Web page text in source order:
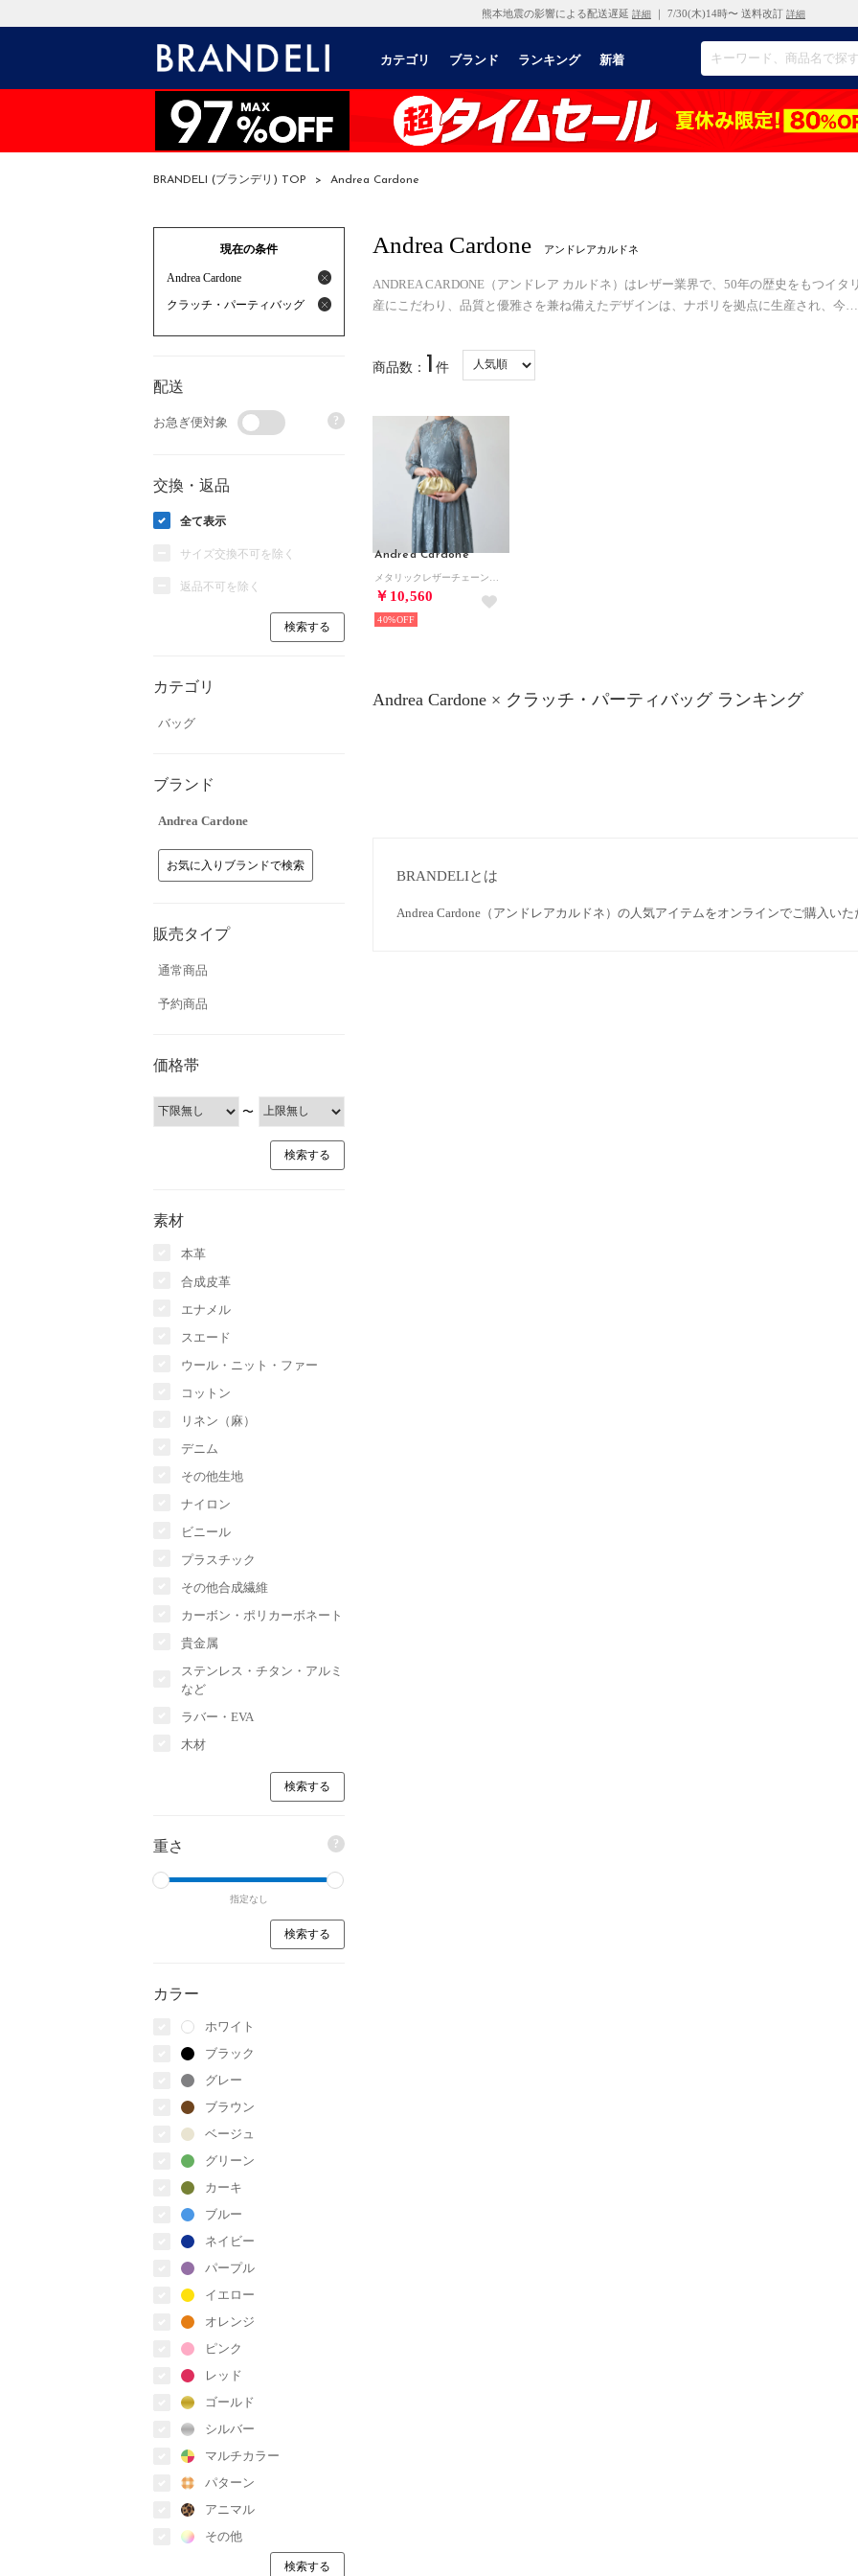
熊本地震の影響による配送遅延 詳細 ｜ 7/30(木)14時〜 送料改訂 詳細
カテゴリ ブランド ランキング 新着
BRANDELI (ブランデリ) TOP > Andrea Cardone
現在の条件
Andrea Cardone
クラッチ・パーティバッグ
配送
お急ぎ便対象 ?
交換・返品
全て表示
サイズ交換不可を除く
返品不可を除く
カテゴリ
バッグ
ブランド
Andrea Cardone
お気に入りブランドで検索
販売タイプ
通常商品
予約商品
価格帯
〜
素材
本革
合成皮革
エナメル
スエード
ウール・ニット・ファー
コットン
リネン（麻）
デニム
その他生地
ナイロン
ビニール
プラスチック
その他合成繊維
カーボン・ポリカーボネート
貴金属
ステンレス・チタン・アルミ
など
ラバー・EVA
木材
重さ ?
指定なし
カラー
ホワイト
ブラック
グレー
ブラウン
ベージュ
グリーン
カーキ
ブルー
ネイビー
パープル
イエロー
オレンジ
ピンク
レッド
ゴールド
シルバー
マルチカラー
パターン
アニマル
その他
Andrea Cardone アンドレアカルドネ
ANDREA CARDONE（アンドレア カルドネ）はレザー業界で、50年の歴史をもつイ
産にこだわり、品質と優雅さを兼ね備えたデザインは、ナポリを拠点に生産され、今
商品数： 1 件
Andrea Cardone
￥10,560
40%
Andrea Cardone × クラッチ・パーティバッグ ランキング
BRANDELIとは
Andrea Cardone（アンドレアカルドネ）の人気アイテムをオンラインでご購入いた